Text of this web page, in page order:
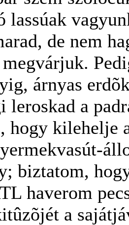
lassúak
de nem
árnyas
leroskad a
hogy kilehelje
biztatom,
haverom
a